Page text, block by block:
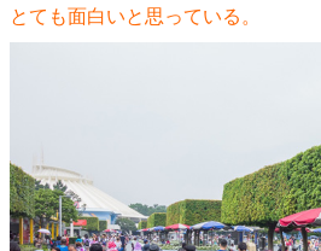
とても面白いと思っている。